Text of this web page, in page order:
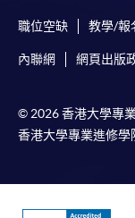
職位空缺 教學/報
內聯網 網頁出版
© 2026 香港大學專
香港大學專業進修學